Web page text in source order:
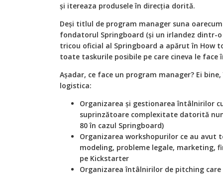
și itereaza produsele în direcția dorită.
Deși titlul de program manager suna
fondatorul Springboard (și un irlandez dintr-
tricou oficial al Springboard a apărut în How
toate taskurile posibile pe care cineva le face
Așadar, ce face un program manager? Ei
logistica:
Organizarea și gestionarea întâlnirilor
suprinzătoare complexitate datorită
80 în cazul Springboard)
Organizarea workshopurilor ce au avut
modeling, probleme legale, marketing,
pe Kickstarter
Organizarea întâlnirilor de pitching